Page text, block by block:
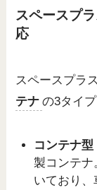
スペースプ
応
スペースプラ
テナ の3タイ
コンテナ型
製コンテナ
いており